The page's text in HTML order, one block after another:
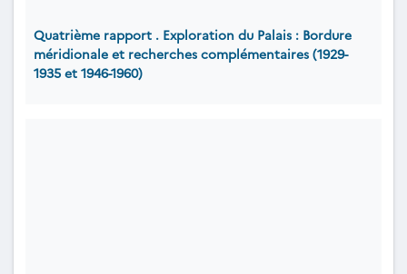
Quatrième rapport . Exploration du Palais : Bordure
méridionale et recherches complémentaires (1929-
1935 et 1946-1960)